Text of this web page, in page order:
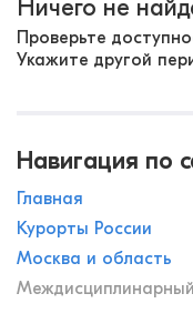
Ничего не
Проверьте
Укажите другой
Навигация по
Главная
Курорты России
Москва и область